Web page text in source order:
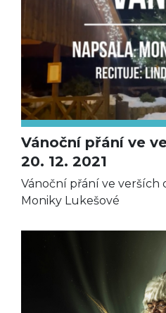
Vánoční přání ve
20. 12. 2021
Vánoční přání ve verších
Moniky Lukešové